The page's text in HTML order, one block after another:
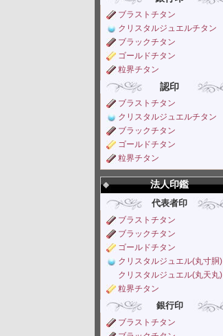
ブラストチタン
クリスタルジュエルチタン
ブラックチタン
ゴールドチタン
粒界チタン
認印
ブラストチタン
クリスタルジュエルチタン
ブラックチタン
ゴールドチタン
粒界チタン
法人印鑑
代表者印
ブラストチタン
ブラックチタン
ゴールドチタン
クリスタルジュエル(丸寸胴)
クリスタルジュエル(丸天丸)
粒界チタン
銀行印
ブラストチタン